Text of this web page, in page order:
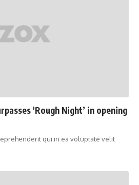
'Rough Night’ in opening
qui in ea voluptate velit